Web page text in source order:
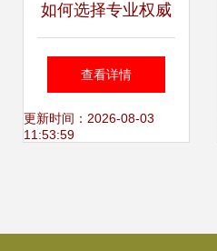
如何选择专业权威
的医学论文翻译公
司 关键考量与实用
查看详情
更新时间：2026-08-03
11:53:59